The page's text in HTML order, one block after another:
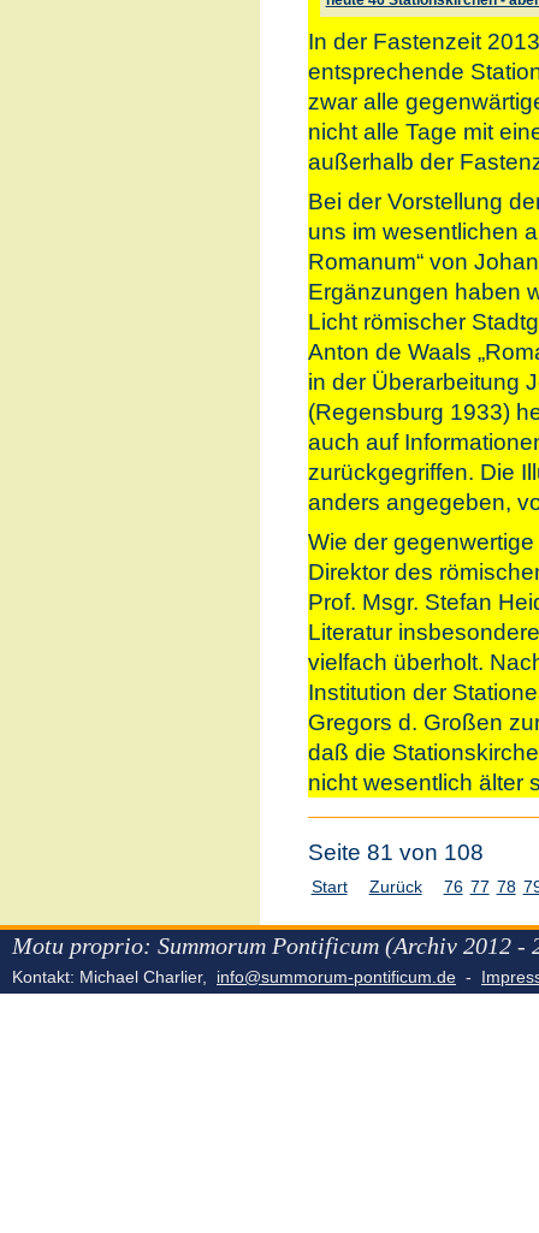
In der Fastenzeit
entsprechende
zwar alle
nicht alle Tage mit
außerhalb der
Bei der Vorstellung
uns im wesentlichen
Romanum“ von
Ergänzungen haben
Licht römischer
Anton de Waals
in der Überarbeitung
(Regensburg 1933)
auch auf
zurückgegriffen. Die
anders angegeben,
Wie der
Direktor des
Prof. Msgr. Stefan
Literatur
vielfach überholt.
Institution der
Gregors d. Großen
daß die
nicht wesentlich älter
Seite 81 von 108
Start Zurück 76 77 78
Motu proprio: Summorum Pontificum (Archiv 2012 -
Kontakt: Michael Charlier, info@summorum-pontificum.de -